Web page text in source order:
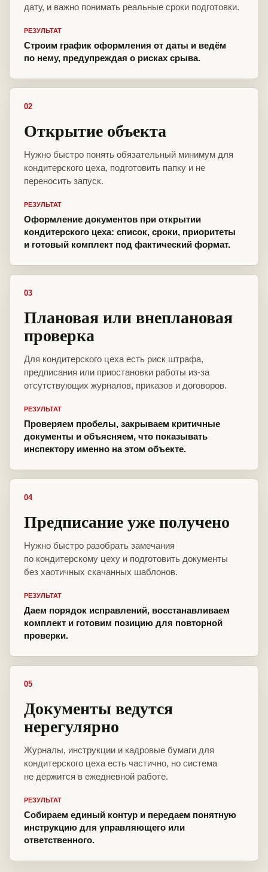
дату, и важно понимать реальные сроки подготовки.
РЕЗУЛЬТАТ
Строим график оформления от даты и ведём
по нему, предупреждая о рисках срыва.
02
Открытие объекта
Нужно быстро понять обязательный минимум для
кондитерского цеха, подготовить папку и не
переносить запуск.
РЕЗУЛЬТАТ
Оформление документов при открытии
кондитерского цеха: список, сроки, приоритеты
и готовый комплект под фактический формат.
03
Плановая или внеплановая
проверка
Для кондитерского цеха есть риск штрафа,
предписания или приостановки работы из-за
отсутствующих журналов, приказов и договоров.
РЕЗУЛЬТАТ
Проверяем пробелы, закрываем критичные
документы и объясняем, что показывать
инспектору именно на этом объекте.
04
Предписание уже получено
Нужно быстро разобрать замечания
по кондитерскому цеху и подготовить документы
без хаотичных скачанных шаблонов.
РЕЗУЛЬТАТ
Даем порядок исправлений, восстанавливаем
комплект и готовим позицию для повторной
проверки.
05
Документы ведутся
нерегулярно
Журналы, инструкции и кадровые бумаги для
кондитерского цеха есть частично, но система
не держится в ежедневной работе.
РЕЗУЛЬТАТ
Собираем единый контур и передаем понятную
инструкцию для управляющего или
ответственного.